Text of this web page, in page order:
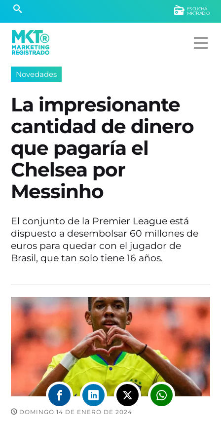
ESCUCHÁ
MKTRADIO
Novedades
La impresionante
cantidad de dinero
que pagaría el
Chelsea por
Messinho
El conjunto de la Premier League está
dispuesto a desembolsar 60 millones de
euros para quedar con el jugador de
Brasil, que tan solo tiene 16 años.
DOMINGO 14 DE ENERO DE 2024